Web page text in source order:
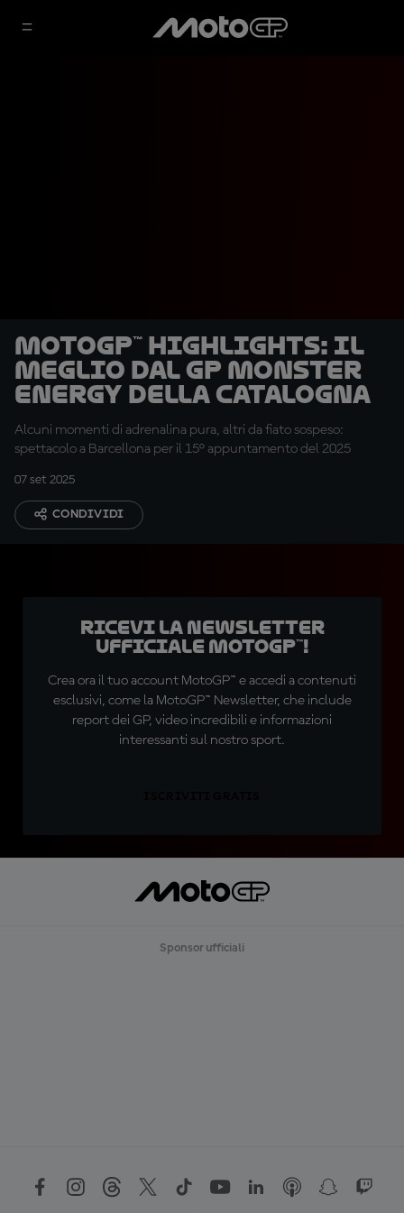
MotoGP™ highlights: il
meglio dal GP Monster
Energy della Catalogna
Alcuni momenti di adrenalina pura, altri da fiato sospeso:
spettacolo a Barcellona per il 15° appuntamento del 2025
07 set 2025
CONDIVIDI
Ricevi la newsletter
ufficiale MotoGP™!
Crea ora il tuo account MotoGP™ e accedi a contenuti
esclusivi, come la MotoGP™ Newsletter, che include
report dei GP, video incredibili e informazioni
interessanti sul nostro sport.
Sponsor ufficiali